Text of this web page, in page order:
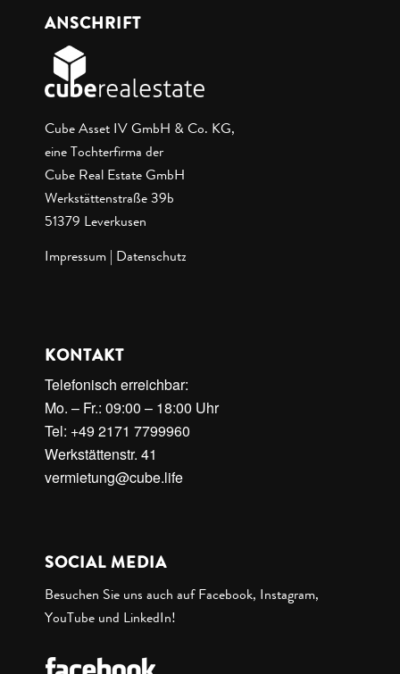
ANSCHRIFT
Cube Asset IV GmbH & Co. KG,
eine Tochterfirma der
Cube Real Estate GmbH
Werkstättenstraße 39b
51379 Leverkusen
Impressum Datenschutz
KONTAKT
Telefonisch erreichbar:
Mo. – Fr.: 09:00 – 18:00 Uhr
Tel: +49 2171 7799960
Werkstättenstr. 41
vermietung@cube.life
SOCIAL MEDIA
Besuchen Sie uns auch auf Facebook, Instagram,
YouTube und LinkedIn!